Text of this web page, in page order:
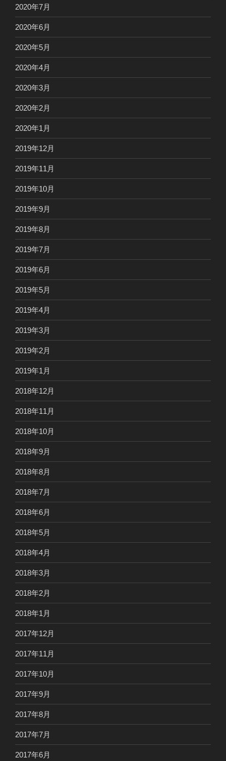
2020年7月
2020年6月
2020年5月
2020年4月
2020年3月
2020年2月
2020年1月
2019年12月
2019年11月
2019年10月
2019年9月
2019年8月
2019年7月
2019年6月
2019年5月
2019年4月
2019年3月
2019年2月
2019年1月
2018年12月
2018年11月
2018年10月
2018年9月
2018年8月
2018年7月
2018年6月
2018年5月
2018年4月
2018年3月
2018年2月
2018年1月
2017年12月
2017年11月
2017年10月
2017年9月
2017年8月
2017年7月
2017年6月